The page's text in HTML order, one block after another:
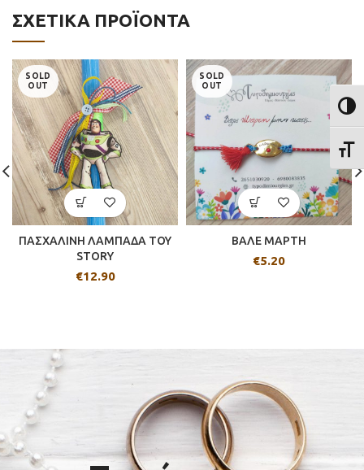
ΣΧΕΤΙΚΆ ΠΡΟΪΌΝΤΑ
SOLD
OUT
ΠΑΣΧΑΛΙΝΗ ΛΑΜΠΑΔΑ TOY
STORY
€12.90
SOLD
OUT
ΒΑΛΕ ΜΑΡΤΗ
€5.20